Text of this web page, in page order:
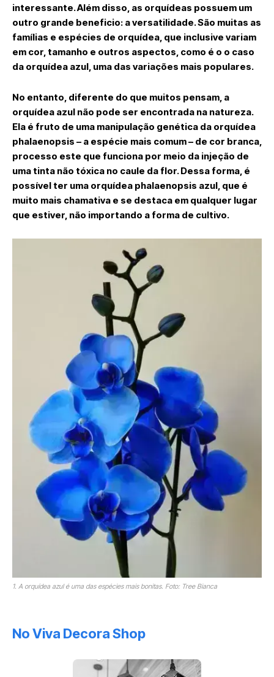
interessante. Além disso, as orquídeas possuem um
outro grande beneficio: a versatilidade. São muitas as
famílias e espécies de orquídea, que inclusive variam
em cor, tamanho e outros aspectos, como é o o caso
da orquídea azul, uma das variações mais populares.
No entanto, diferente do que muitos pensam, a
orquídea azul não pode ser encontrada na natureza.
Ela é fruto de uma manipulação genética da orquídea
phalaenopsis – a espécie mais comum – de cor branca,
processo este que funciona por meio da injeção de
uma tinta não tóxica no caule da flor. Dessa forma, é
possível ter uma orquídea phalaenopsis azul, que é
muito mais chamativa e se destaca em qualquer lugar
que estiver, não importando a forma de cultivo.
1. A orquídea azul é uma das espécies mais bonitas. Foto: Tree Bianca
No Viva Decora Shop